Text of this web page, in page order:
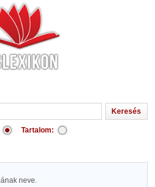
Tartalom:
neve.